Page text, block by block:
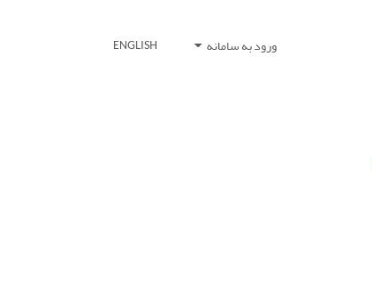
ورود به سامانه ENGLISH